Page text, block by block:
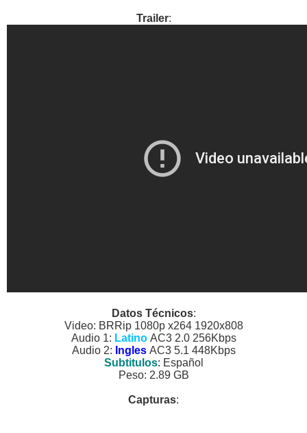
Trailer:
Datos Técnicos:
Video: BRRip 1080p x264 1920x808
Audio 1: Latino AC3 2.0 256Kbps
Audio 2: Ingles AC3 5.1 448Kbps
Subtitulos: Español
Peso: 2.89 GB
Capturas: